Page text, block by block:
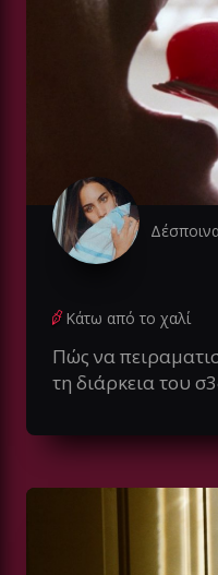
Κάτω από το χαλί
Πώς να
τη διάρκεια του